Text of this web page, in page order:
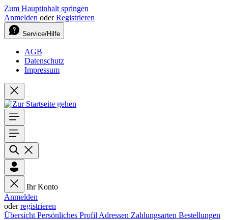
Zum Hauptinhalt springen
Anmelden oder Registrieren
Service/Hilfe
AGB
Datenschutz
Impressum
Ihr Konto
Anmelden
oderregistrieren
Übersicht Persönliches Profil Adressen Zahlungsarten Bestellungen